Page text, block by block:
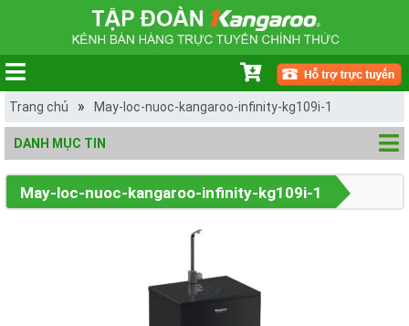
Trang chủ » May-loc-nuoc-kangaroo-infinity-kg109i-1
DANH MỤC TIN
May-loc-nuoc-kangaroo-infinity-kg109i-1